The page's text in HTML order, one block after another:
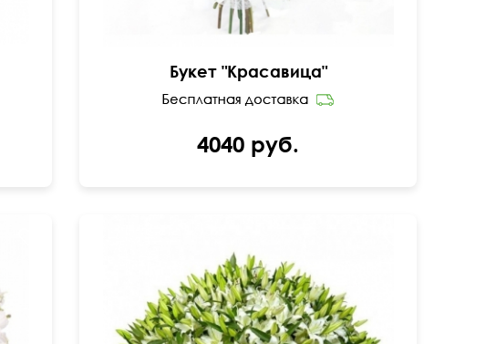
Букет "Красавица"
4040 руб.